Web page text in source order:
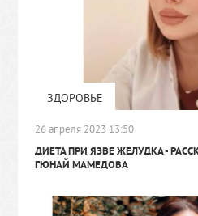
ЗДОРОВЬЕ
26 апреля 2023 13:50
ДИЕТА ПРИ ЯЗВЕ ЖЕЛУДКА-
ГЮНАЙ МАМЕДОВА